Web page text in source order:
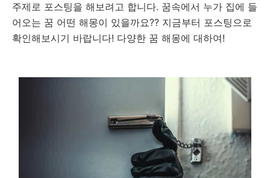
주제로 포스팅을 해보려고 합니다. 꿈속에서 누가 집에 들
어오는 꿈 어떤 해몽이 있을까요?? 지금부터 포스팅으로
확인해보시기 바랍니다! 다양한 꿈 해몽에 대하여!